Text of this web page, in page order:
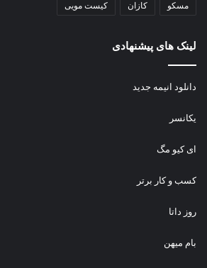
مسکو کازان کیست مویی
لینک های پیشنهادی
دانلود انیمه جدید
یکانسر
ای کیو مگ
کسب و کار برتر
روز داتا
بام میهن